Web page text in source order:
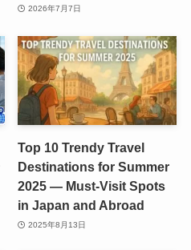
2026年7月7日
Top 10 Trendy Travel
Destinations for Summer
2025 — Must-Visit Spots
in Japan and Abroad
2025年8月13日